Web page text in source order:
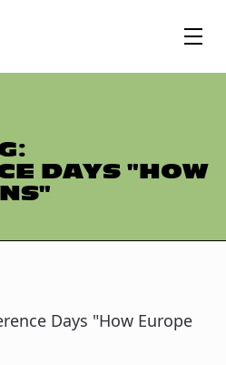
DAYS "HOW
Days "How Europe